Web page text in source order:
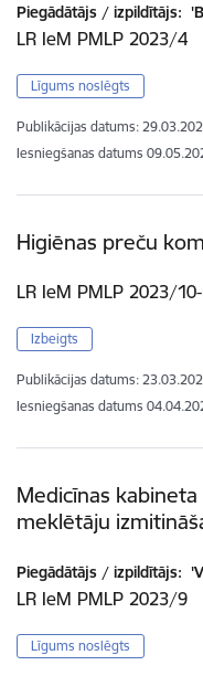
Piegādātājs / izpildītājs:
LR IeM PMLP 2023/4
Līgums noslēgts
Publikācijas datums:
Iesniegšanas datums
Higiēnas preču
LR IeM PMLP 2023/
Izbeigts
Publikācijas datums:
Iesniegšanas datums
Medicīnas
meklētāju
Piegādātājs / izpildītājs:
LR IeM PMLP 2023/9
Līgums noslēgts